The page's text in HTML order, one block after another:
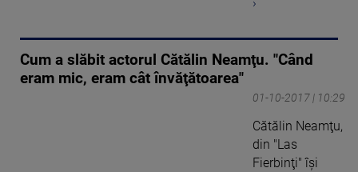
Cum a slăbit actorul Cătălin Neamţu. "Când
eram mic, eram cât învăţătoarea"
01-10-2017 | 10:29
Cătălin Neamţu,
din "Las
Fierbinţi" îşi